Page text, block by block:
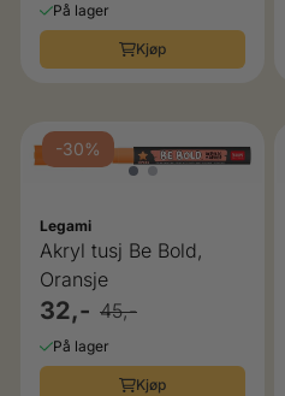
På lager
Kjøp
-30%
Legami
Akryl tusj Be Bold,
Oransje
32,- 45,-
På lager
Kjøp